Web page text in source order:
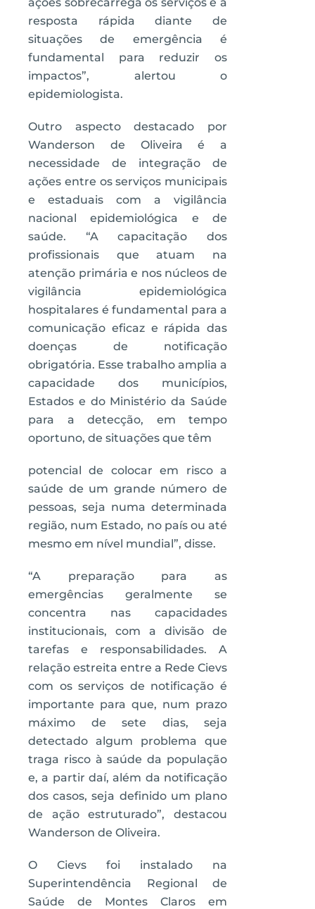
resposta rápida diante de
situações de emergência é
fundamental para reduzir os
impactos”, alertou o
epidemiologista.
Outro aspecto destacado por
Wanderson de Oliveira é a
necessidade de integração de
ações entre os serviços municipais
e estaduais com a vigilância
nacional epidemiológica e de
saúde. “A capacitação dos
profissionais que atuam na
atenção primária e nos núcleos de
vigilância epidemiológica
hospitalares é fundamental para a
comunicação eficaz e rápida das
doenças de notificação
obrigatória. Esse trabalho amplia a
capacidade dos municípios,
Estados e do Ministério da Saúde
para a detecção, em tempo
oportuno, de situações que têm
potencial de colocar em risco a
saúde de um grande número de
pessoas, seja numa determinada
região, num Estado, no país ou até
mesmo em nível mundial”, disse.
“A preparação para as
emergências geralmente se
concentra nas capacidades
institucionais, com a divisão de
tarefas e responsabilidades. A
relação estreita entre a Rede Cievs
com os serviços de notificação é
importante para que, num prazo
máximo de sete dias, seja
detectado algum problema que
traga risco à saúde da população
e, a partir daí, além da notificação
dos casos, seja definido um plano
de ação estruturado”, destacou
Wanderson de Oliveira.
O Cievs foi instalado na
Superintendência Regional de
Saúde de Montes Claros em